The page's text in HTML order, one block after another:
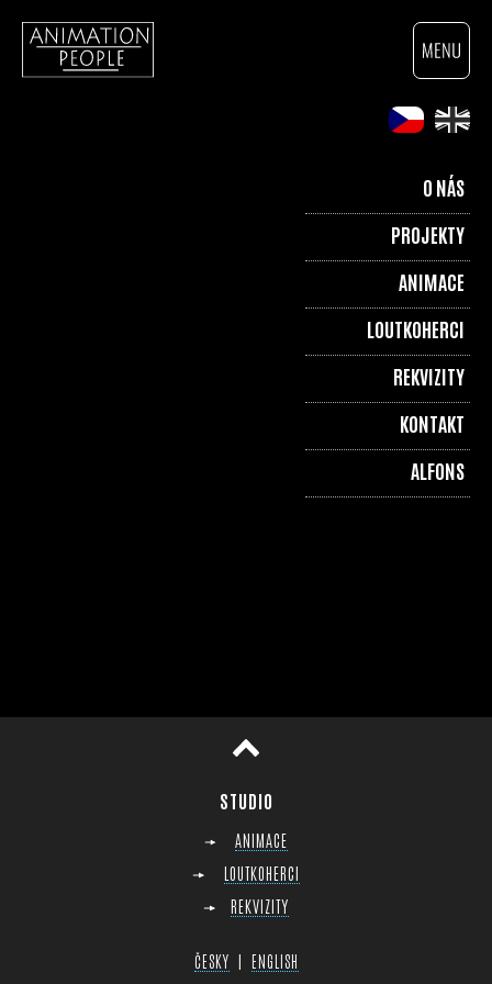
O NÁS
PROJEKTY
ANIMACE
LOUTKOHERCI
REKVIZITY
KONTAKT
ALFONS
STUDIO
ANIMACE
LOUTKOHERCI
REKVIZITY
ČESKY | ENGLISH